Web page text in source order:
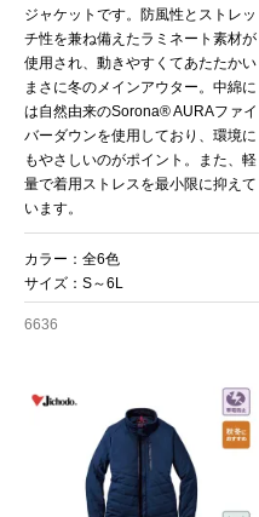
ジャケットです。防風性とストレッ
チ性を兼ね備えたラミネート素材が
使用され、動きやすくてあたたかい
まさに冬のメインアウター。中綿に
は自然由来のSorona® AURAファイ
バーダウンを使用しており、環境に
もやさしいのがポイント。また、軽
量で着用ストレスを最小限に抑えて
います。
カラー：全6色
サイズ：S～6L
6636